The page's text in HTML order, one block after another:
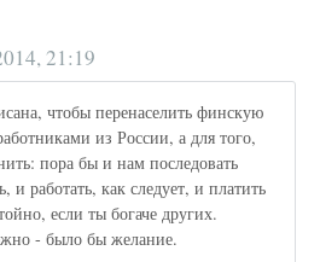
21:19
чтобы перенаселить финскую
из России, а для того,
пора бы и нам последовать
и работать, как следует, и платить
если ты богаче других.
- было бы желание.